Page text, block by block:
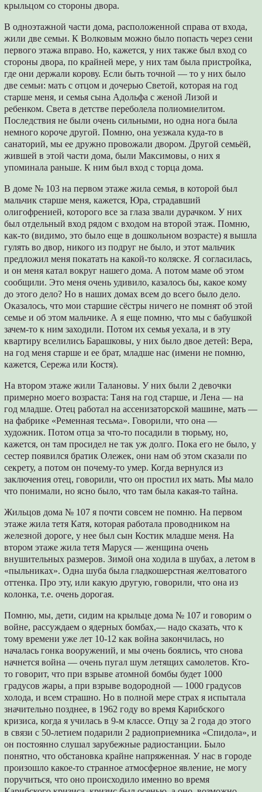
крыльцом со стороны двора.
В одноэтажной части дома, расположенной справа от входа,
жили две семьи. К Волковым можно было попасть через сени
первого этажа вправо. Но, кажется, у них также был вход со
стороны двора, по крайней мере, у них там была пристройка,
где они держали корову. Если быть точной ― то у них было
две семьи: мать с отцом и дочерью Светой, которая на год
старше меня, и семья сына Адольфа с женой Лизой и
ребенком. Света в детстве переболела полиомиелитом.
Последствия не были очень сильными, но одна нога была
немного короче другой. Помню, она уезжала куда-то в
санаторий, мы ее дружно провожали двором. Другой семьёй,
жившей в этой части дома, были Максимовы, о них я
упоминала раньше. К ним был вход с торца дома.
В доме № 103 на первом этаже жила семья, в которой был
мальчик старше меня, кажется, Юра, страдавший
олигофренией, которого все за глаза звали дурачком. У них
был отдельный вход рядом с входом на второй этаж. Помню,
как-то (видимо, это было еще в дошкольном возрасте) я вышла
гулять во двор, никого из подруг не было, и этот мальчик
предложил меня покатать на какой-то коляске. Я согласилась,
и он меня катал вокруг нашего дома. А потом маме об этом
сообщили. Это меня очень удивило, казалось бы, какое кому
до этого дело? Но в наших домах всем до всего было дело.
Оказалось, что мои старшие сёстры ничего не помнят об этой
семье и об этом мальчике. А я еще помню, что мы с бабушкой
зачем-то к ним заходили. Потом их семья уехала, и в эту
квартиру вселились Барашковы, у них было двое детей: Вера,
на год меня старше и ее брат, младше нас (имени не помню,
кажется, Сережа или Костя).
На втором этаже жили Талановы. У них были 2 девочки
примерно моего возраста: Таня на год старше, и Лена ― на
год младше. Отец работал на ассенизаторской машине, мать ―
на фабрике «Ременная тесьма». Говорили, что она ―
художник. Потом отца за что-то посадили в тюрьму, но,
кажется, он там просидел не так уж долго. Пока его не было, у
сестер появился братик Олежек, они нам об этом сказали по
секрету, а потом он почему-то умер. Когда вернулся из
заключения отец, говорили, что он простил их мать. Мы мало
что понимали, но ясно было, что там была какая-то тайна.
Жильцов дома № 107 я почти совсем не помню. На первом
этаже жила тетя Катя, которая работала проводником на
железной дороге, у нее был сын Костик младше меня. На
втором этаже жила тетя Маруся ― женщина очень
внушительных размеров. Зимой она ходила в шубах, а летом в
«пыльниках». Одна шуба была гладкошерстная желтоватого
оттенка. Про эту, или какую другую, говорили, что она из
колонка, т.е. очень дорогая.
Помню, мы, дети, сидим на крыльце дома № 107 и говорим о
войне, рассуждаем о ядерных бомбах,― надо сказать, что к
тому времени уже лет 10-12 как война закончилась, но
началась гонка вооружений, и мы очень боялись, что снова
начнется война ― очень пугал шум летящих самолетов. Кто-
то говорит, что при взрыве атомной бомбы будет 1000
градусов жары, а при взрыве водородной ― 1000 градусов
холода, и всем страшно. Но в полной мере страх я испытала
значительно позднее, в 1962 году во время Карибского
кризиса, когда я училась в 9-м классе. Отцу за 2 года до этого
в связи с 50-летием подарили 2 радиоприемника «Спидола», и
он постоянно слушал зарубежные радиостанции. Было
понятно, что обстановка крайне напряженная. У нас в городе
произошло какое-то странное атмосферное явление, не могу
поручиться, что оно происходило именно во время